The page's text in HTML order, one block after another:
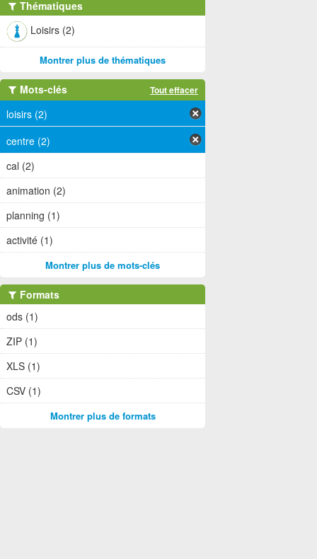
Thématiques
Loisirs (2)
Montrer plus de thématiques
Mots-clés Tout effacer
loisirs (2)
centre (2)
cal (2)
animation (2)
planning (1)
activité (1)
Montrer plus de mots-clés
Formats
ods (1)
ZIP (1)
XLS (1)
CSV (1)
Montrer plus de formats